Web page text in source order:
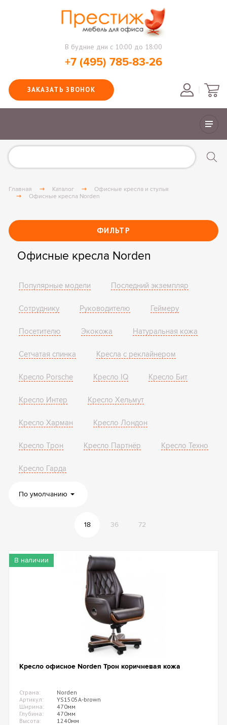
В будние дни с 10:00 до 18:00
+7 (495) 785-83-26
ЗАКАЗАТЬ ЗВОНОК
Главная Каталог
Офисные кресла и стулья
Офисные кресла Norden
ФИЛЬТР
Офисные кресла Norden
Популярные модели Последний экземпляр
Сотруднику Руководителю Геймеру
Посетителю Экокожа Натуральная кожа
Сетчатая спинка Кресла с реклайнером
Кресло Porsche Кресло IQ Кресло Бит
Кресло Интер Кресло Хельмут
Кресло Харман Кресло Лондон
Кресло Трон Кресло Партнёр Кресло Техно
Кресло Гарда
По умолчанию
18 36 72
В наличии
Кресло офисное Norden Трон коричневая кожа
Страна:
Norden
Артикул:
YS1505A-brown
Ширина:
470мм
Глубина:
470мм
Высота:
1240мм